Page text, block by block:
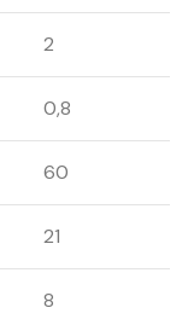
2
0,8
60
21
8